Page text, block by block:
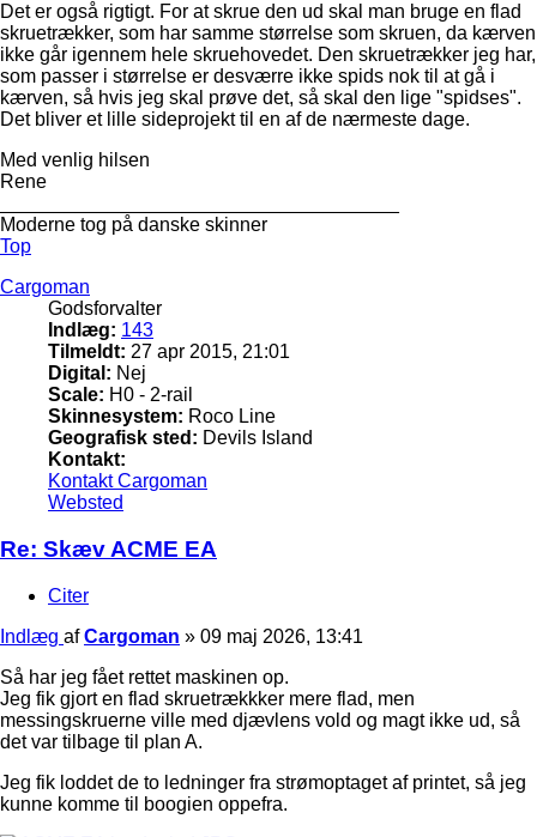
Det er også rigtigt. For at skrue den ud skal man bruge en flad
skruetrækker, som har samme størrelse som skruen, da kærven
ikke går igennem hele skruehovedet. Den skruetrækker jeg har,
som passer i størrelse er desværre ikke spids nok til at gå i
kærven, så hvis jeg skal prøve det, så skal den lige "spidses".
Det bliver et lille sideprojekt til en af de nærmeste dage.
Med venlig hilsen
Rene
Moderne tog på danske skinner
Top
Cargoman
Godsforvalter
Indlæg: 143
Tilmeldt: 27 apr 2015, 21:01
Digital: Nej
Scale: H0 - 2-rail
Skinnesystem: Roco Line
Geografisk sted: Devils Island
Kontakt:
Kontakt Cargoman
Websted
Re: Skæv ACME EA
Citer
Indlæg afCargoman » 09 maj 2026, 13:41
Så har jeg fået rettet maskinen op.
Jeg fik gjort en flad skruetrækkker mere flad, men
messingskruerne ville med djævlens vold og magt ikke ud, så
det var tilbage til plan A.
Jeg fik loddet de to ledninger fra strømoptaget af printet, så jeg
kunne komme til boogien oppefra.